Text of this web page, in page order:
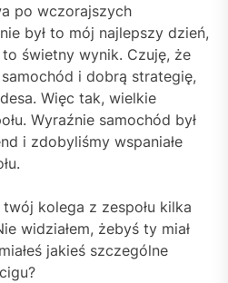
po wczorajszych
był to mój najlepszy dzień,
świetny wynik. Czuję, że
i dobrą strategię,
Więc tak, wielkie
Wyraźnie samochód był
i zdobyliśmy wspaniałe
kolega z zespołu kilka
widziałem, żebyś ty miał
jakieś szczególne